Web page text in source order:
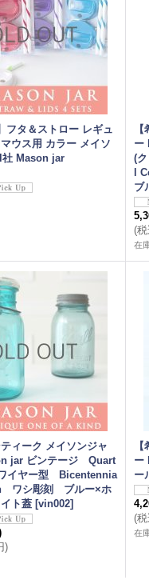
フタ＆ストロー レギュ
ウス用 カラー メイソ
社 Mason jar
ー
(
l
ブ
(税
在
ティーク メイソンジャ
jar ビンテージ Quart
イヤー型 Bicentennia
ワシ彫刻 ブルー×ホ
ト蓋 [vin002]
)
ー
ー
(税
在